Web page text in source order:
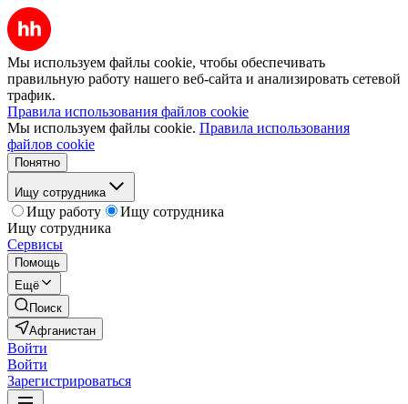
Мы используем файлы cookie, чтобы обеспечивать
правильную работу нашего веб-сайта и анализировать сетевой
трафик.
Правила использования файлов cookie
Мы используем файлы cookie. Правила использования
файлов cookie
Понятно
Ищу сотрудника
Ищу работу
Ищу сотрудника
Ищу сотрудника
Сервисы
Помощь
Ещё
Поиск
Афганистан
Войти
Войти
Зарегистрироваться